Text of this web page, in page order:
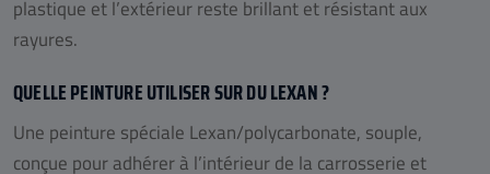
plastique et l’extérieur reste brillant et résistant aux
rayures.
QUELLE PEINTURE UTILISER SUR DU LEXAN ?
Une peinture spéciale Lexan/polycarbonate, souple,
conçue pour adhérer à l’intérieur de la carrosserie et